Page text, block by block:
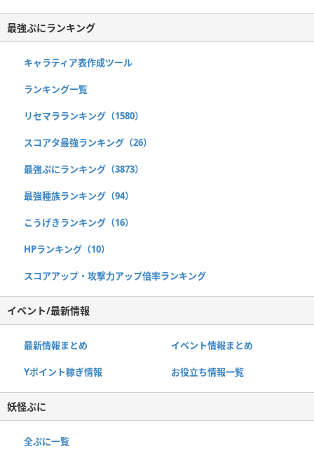
最強ぷにランキング
キャラティア表作成ツール
ランキング一覧
リセマラランキング（1580）
スコアタ最強ランキング（26）
最強ぷにランキング（3873）
最強種族ランキング（94）
こうげきランキング（16）
HPランキング（10）
スコアアップ・攻撃力アップ倍率ランキング
イベント/最新情報
最新情報まとめ イベント情報まとめ
Yポイント稼ぎ情報 お役立ち情報一覧
妖怪ぷに
全ぷに一覧